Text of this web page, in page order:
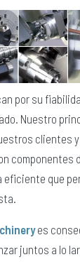
por su
Nuestro
clientes
componentes
que
es
juntos a lo